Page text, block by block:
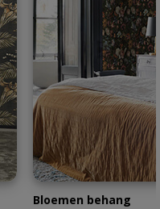
Bloemen behang